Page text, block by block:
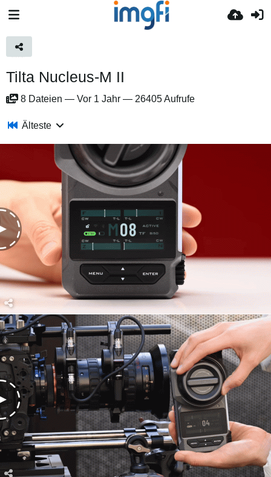
Tilta Nucleus-M II
8 Dateien — Vor 1 Jahr — 26405 Aufrufe
Älteste